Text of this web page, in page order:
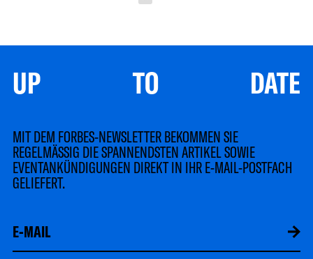
UP TO DATE
MIT DEM FORBES-NEWSLETTER BEKOMMEN SIE
REGELMÄSSIG DIE SPANNENDSTEN ARTIKEL SOWIE
EVENTANKÜNDIGUNGEN DIREKT IN IHR E-MAIL-POSTFACH
GELIEFERT.